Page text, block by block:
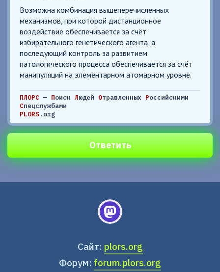
Возможна комбинация вышеперечисленных
механизмов, при которой дистанционное
воздействие обеспечивается за счёт
избирательного генетического агента, а
последующий контроль за развитием
патологического процесса обеспечивается за счёт
манипуляций на элементарном атомарном уровне.
ПЛОРС — Поиск Людей Отравленных Российскими
Спецслужбами
PLORS.org
Ответить
Сайт: plors.org
Форум: forum.plors.org